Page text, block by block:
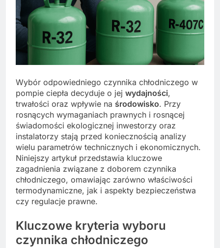
Wybór odpowiedniego czynnika chłodniczego w
pompie ciepła decyduje o jej wydajności,
trwałości oraz wpływie na środowisko. Przy
rosnących wymaganiach prawnych i rosnącej
świadomości ekologicznej inwestorzy oraz
instalatorzy stają przed koniecznością analizy
wielu parametrów technicznych i ekonomicznych.
Niniejszy artykuł przedstawia kluczowe
zagadnienia związane z doborem czynnika
chłodniczego, omawiając zarówno właściwości
termodynamiczne, jak i aspekty bezpieczeństwa
czy regulacje prawne.
Kluczowe kryteria wyboru
czynnika chłodniczego